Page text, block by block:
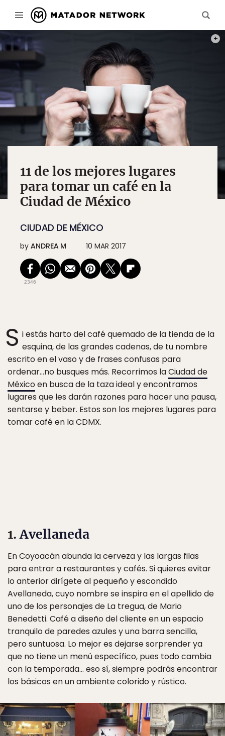
11 de los mejores lugares
para tomar un café en la
Ciudad de México
CIUDAD DE MÉXICO
by ANDREA M 10 MAR 2017
2346
S i estás harto del café quemado de la tienda de la
esquina, de las grandes cadenas, de tu nombre
escrito en el vaso y de frases confusas para
ordenar…no busques más. Recorrimos laCiudad de
Méxicoen busca de la taza ideal y encontramos
lugares que les darán razones para hacer una pausa,
sentarse y beber. Estos son los mejores lugares para
tomar café en la CDMX.
1.Avellaneda
En Coyoacán abunda la cerveza y las largas filas
para entrar a restaurantes y cafés. Si quieres evitar
lo anterior dirígete al pequeño y escondido
Avellaneda, cuyo nombre se inspira en el apellido de
uno de los personajes de La tregua, de Mario
Benedetti. Café a diseño del cliente en un espacio
tranquilo de paredes azules y una barra sencilla,
pero suntuosa. Lo mejor es dejarse sorprender ya
que no tiene un menú específico, pues todo cambia
con la temporada… eso sí, siempre podrás encontrar
los básicos en un ambiente colorido y rústico.